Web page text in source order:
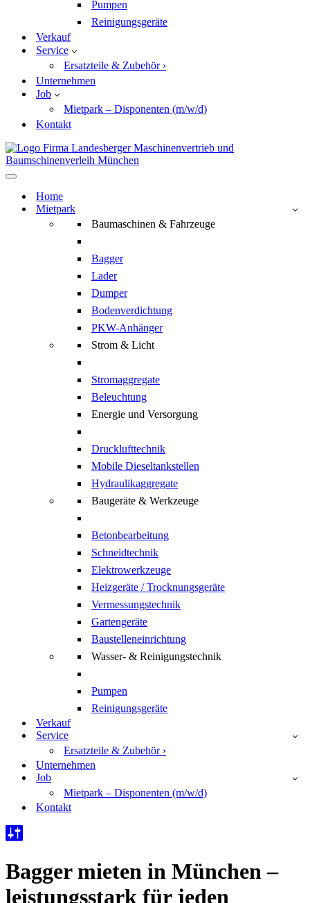
Pumpen
Reinigungsgeräte
Verkauf
Service
Ersatzteile & Zubehör ›
Unternehmen
Job
Mietpark – Disponenten (m/w/d)
Kontakt
Navigationsmenü
Home
Mietpark
Baumaschinen & Fahrzeuge
Bagger
Lader
Dumper
Bodenverdichtung
PKW-Anhänger
Strom & Licht
Stromaggregate
Beleuchtung
Energie und Versorgung
Drucklufttechnik
Mobile Dieseltankstellen
Hydraulikaggregate
Baugeräte & Werkzeuge
Betonbearbeitung
Schneidtechnik
Elektrowerkzeuge
Heizgeräte / Trocknungsgeräte
Vermessungstechnik
Gartengeräte
Baustelleneinrichtung
Wasser- & Reinigungstechnik
Pumpen
Reinigungsgeräte
Verkauf
Service
Ersatzteile & Zubehör ›
Unternehmen
Job
Mietpark – Disponenten (m/w/d)
Kontakt
Bagger mieten in München –
leistungsstark für jeden